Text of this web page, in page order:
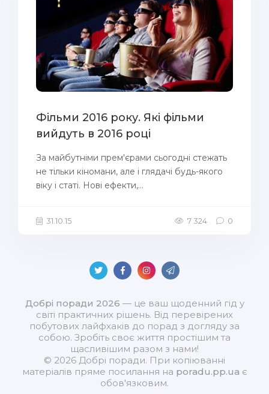
Фільми 2016 року. Які фільми
вийдуть в 2016 році
За майбутніми прем'єрами сьогодні стежать
не тільки кіномани, але і глядачі будь-якого
віку і статі. Нові ефекти,...
31.10.15 7 324 0
Добрі поради 2026 — це ваш щоденний гід у
світі практичних рішень. Від перевірених
побутових лайфхаків до порад з догляду за
собою. Зробіть своє життя простішим та
щасливішим разом з нами!
© 2026 Добрі поради. При копіюванні
матеріалів пряме посилання на poradu.pp.ua є
обов'язковим.